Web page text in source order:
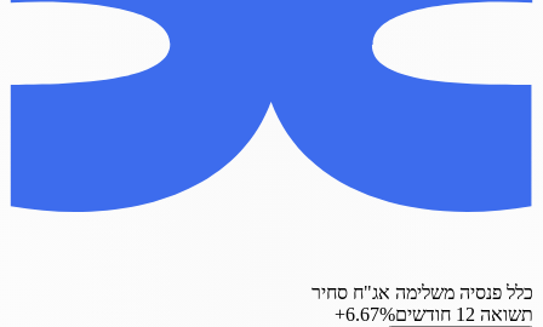
כלל פנסיה משלימה אג"ח סחיר
תשואה 12 חודשים
‎+6.67%